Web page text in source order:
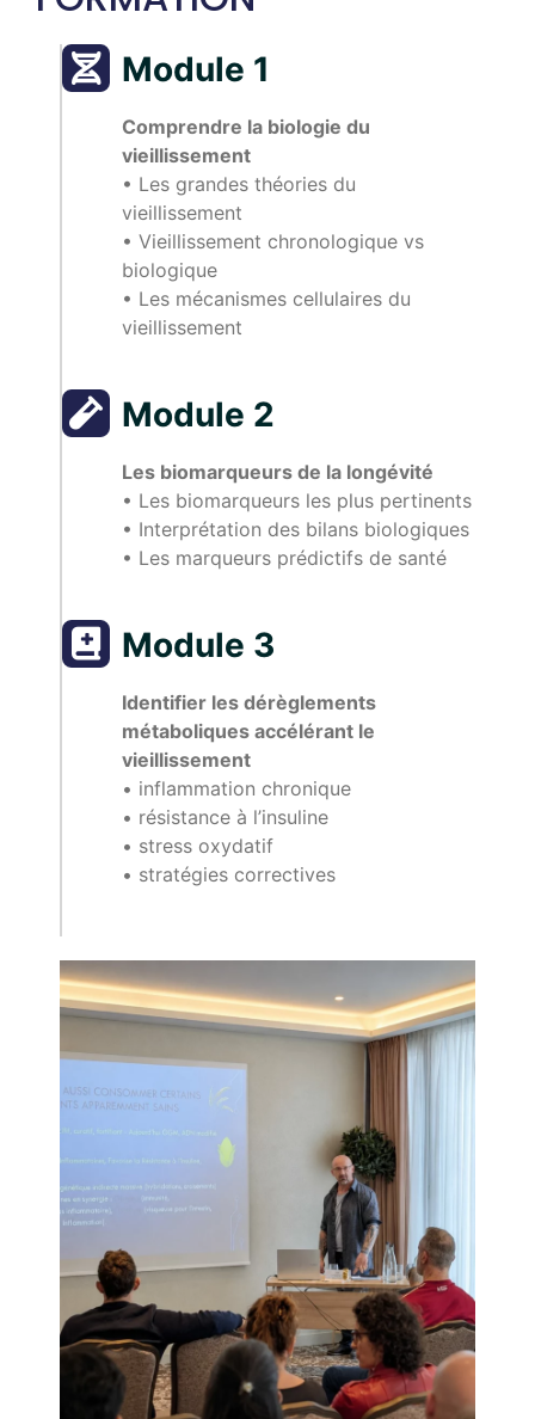
Module 1
Comprendre la biologie du
vieillissement
•⁠ ⁠Les grandes théories du
vieillissement
•⁠ ⁠Vieillissement chronologique vs
biologique
•⁠ ⁠Les mécanismes cellulaires du
vieillissement
Module 2
Les biomarqueurs de la longévité
•⁠ ⁠Les biomarqueurs les plus pertinents
•⁠ ⁠Interprétation des bilans biologiques
•⁠ ⁠Les marqueurs prédictifs de santé
Module 3
Identifier les dérèglements
métaboliques accélérant le
vieillissement
•⁠ inflammation chronique
•⁠ résistance à l’insuline
•⁠ stress oxydatif
•⁠ stratégies correctives